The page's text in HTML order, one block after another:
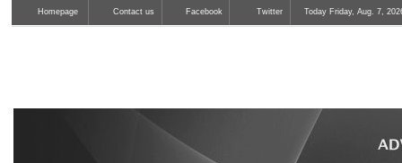
Homepage Contact us Facebook Twitter Today Friday, Aug. 7,